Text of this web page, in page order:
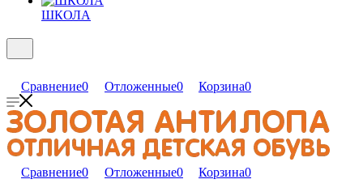
ШКОЛА
Сравнение0 Отложенные0 Корзина0
Сравнение0 Отложенные0 Корзина0